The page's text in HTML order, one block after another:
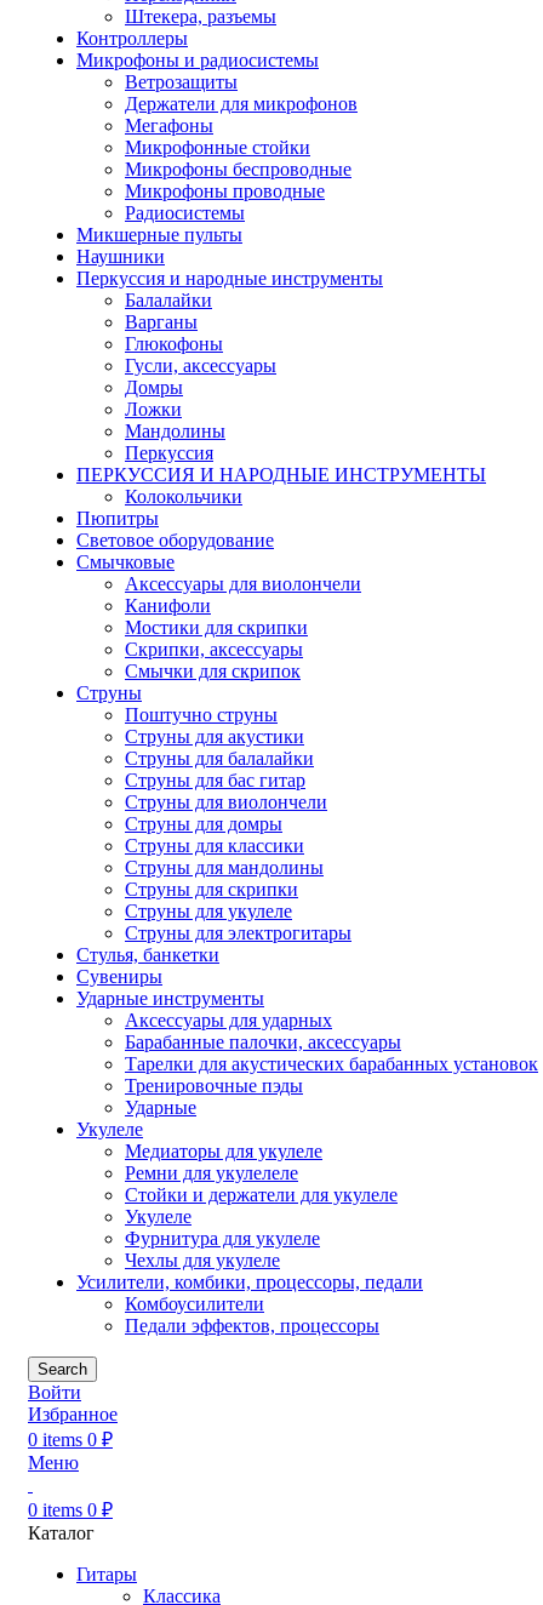
Штекера, разъемы
Контроллеры
Микрофоны и радиосистемы
Ветрозащиты
Держатели для микрофонов
Мегафоны
Микрофонные стойки
Микрофоны беспроводные
Микрофоны проводные
Радиосистемы
Микшерные пульты
Наушники
Перкуссия и народные инструменты
Балалайки
Варганы
Глюкофоны
Гусли, аксессуары
Домры
Ложки
Мандолины
Перкуссия
ПЕРКУССИЯ И НАРОДНЫЕ ИНСТРУМЕНТЫ
Колокольчики
Пюпитры
Световое оборудование
Смычковые
Аксессуары для виолончели
Канифоли
Мостики для скрипки
Скрипки, аксессуары
Смычки для скрипок
Струны
Поштучно струны
Струны для акустики
Струны для балалайки
Струны для бас гитар
Струны для виолончели
Струны для домры
Струны для классики
Струны для мандолины
Струны для скрипки
Струны для укулеле
Струны для электрогитары
Стулья, банкетки
Сувениры
Ударные инструменты
Аксессуары для ударных
Барабанные палочки, аксессуары
Тарелки для акустических барабанных установок
Тренировочные пэды
Ударные
Укулеле
Медиаторы для укулеле
Ремни для укулелеле
Стойки и держатели для укулеле
Укулеле
Фурнитура для укулеле
Чехлы для укулеле
Усилители, комбики, процессоры, педали
Комбоусилители
Педали эффектов, процессоры
Search
Войти
Избранное
0 items 0 ₽
Меню
0 items 0 ₽
Каталог
Гитары
Классика